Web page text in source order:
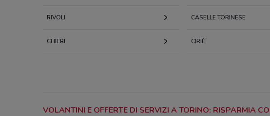
RIVOLI CASELLE TORINESE
CHIERI CIRIÈ
VOLANTINI E OFFERTE DI SERVIZI A TORINO: RISPARMIA